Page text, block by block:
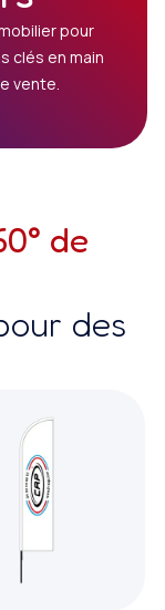
pour
clés en main
vente.
de
des